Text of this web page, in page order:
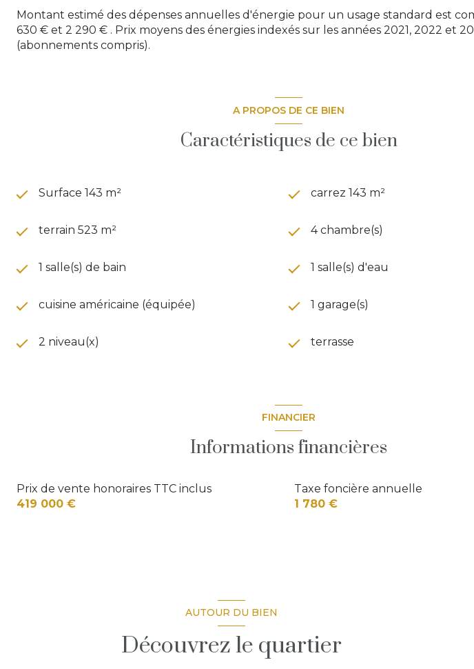
À l’extérieur, la propriété propose unterrain plat et clos de 523 m²
,
unevaste terrasse ceinturant la maison , unepiscine sans vis-à-viset une
stationnement. Ungarage de 37 m²vient parfaire l’ensemble.
Luca de LEONE IMMOBILIER
Montant estimé des dépenses annuelles d'énergie pour un usage standard est
630 € et 2 290 € . Prix moyens des énergies indexés sur les années 2021, 2022 et
(abonnements compris).
A PROPOS DE CE BIEN
Caractéristiques de ce bien
Surface 143 m² carrez 143 m²
terrain 523 m² 4 chambre(s)
1 salle(s) de bain 1 salle(s) d'eau
cuisine américaine (équipée) 1 garage(s)
2 niveau(x) terrasse
FINANCIER
Informations financières
Prix de vente honoraires TTC inclus
419 000 €
Taxe foncière annuelle
1 780 €
AUTOUR DU BIEN
Découvrez le quartier